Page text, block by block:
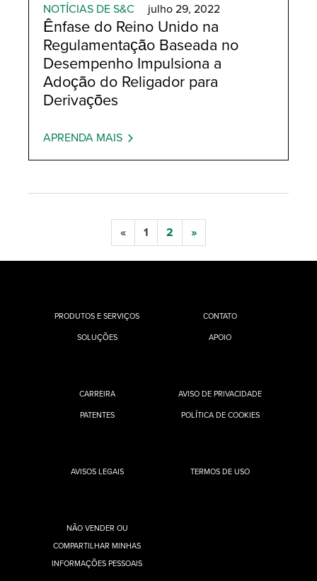
NOTÍCIAS DE S&C julho 29, 2022
Ênfase do Reino Unido na
Regulamentação Baseada no
Desempenho Impulsiona a
Adoção do Religador para
Derivações
APRENDA MAIS
« 1 2 »
PRODUTOS E SERVIÇOS
SOLUÇÕES
CONTATO
APOIO
CARREIRA
PATENTES
AVISO DE PRIVACIDADE
POLÍTICA DE COOKIES
AVISOS LEGAIS TERMOS DE USO
NÃO VENDER OU
COMPARTILHAR MINHAS
INFORMAÇÕES PESSOAIS